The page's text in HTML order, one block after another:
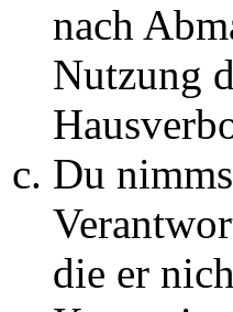
nach
Nutzung
Du
die er